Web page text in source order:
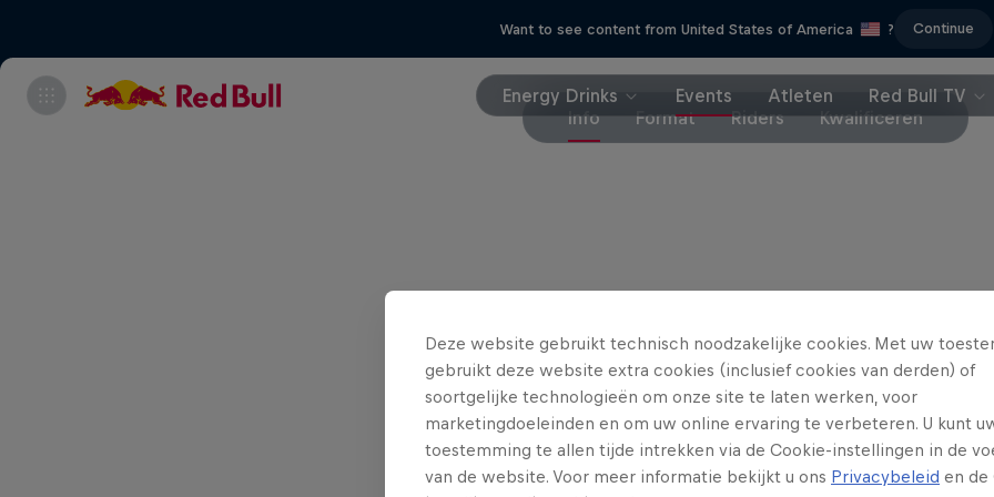
Want to see content from United States of America ? Continue
Energy Drinks Events Atleten
Red Bull TV
Info
Format Riders Kwalificeren
Partners
Deze website gebruikt technisch noodzakelijke cookies. Met uw
gebruikt deze website extra cookies (inclusief cookies van derden) of
soortgelijke technologieën om onze site te laten werken, voor
marketingdoeleinden en om uw online ervaring te verbeteren. U kunt
toestemming te allen tijde intrekken via de Cookie-instellingen in de
van de website. Voor meer informatie bekijkt u ons Privacybeleid en de